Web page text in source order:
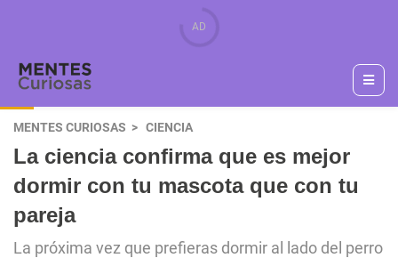
MENTES CURIOSAS CIENCIA
La ciencia confirma que es mejor
dormir con tu mascota que con tu
pareja
La próxima vez que prefieras dormir al lado del perro